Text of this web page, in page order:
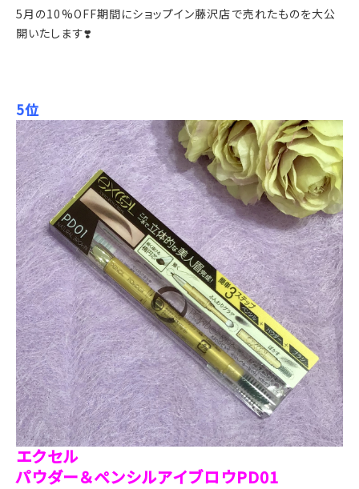
5月の10%OFF期間にショップイン藤沢店で売れたものを大公
開いたします❣️
5位
エクセル
パウダー＆ペンシルアイブロウPD01